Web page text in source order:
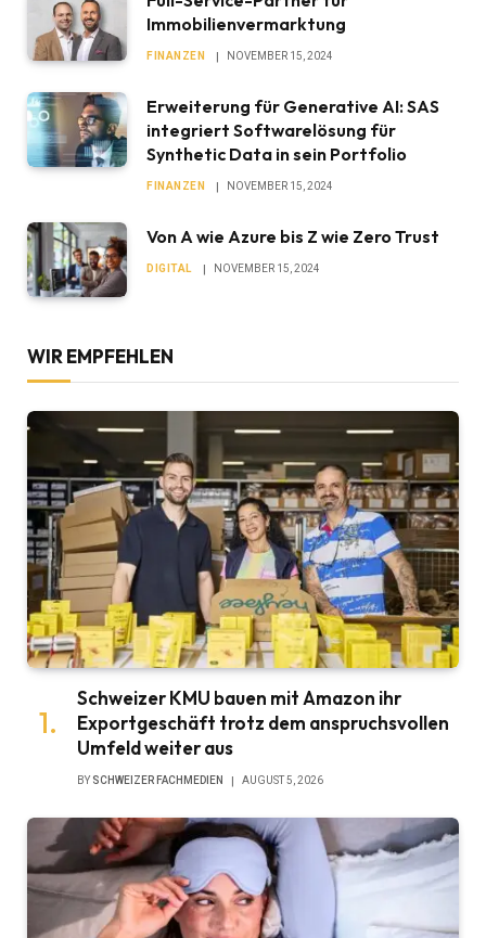
Immobilienvermarktung
FINANZEN NOVEMBER 15, 2024
Erweiterung für Generative AI: SAS
integriert Softwarelösung für
Synthetic Data in sein Portfolio
FINANZEN NOVEMBER 15, 2024
Von A wie Azure bis Z wie Zero Trust
DIGITAL NOVEMBER 15, 2024
WIR EMPFEHLEN
Schweizer KMU bauen mit Amazon ihr
Exportgeschäft trotz dem anspruchsvollen
Umfeld weiter aus
BY SCHWEIZER FACHMEDIEN AUGUST 5, 2026